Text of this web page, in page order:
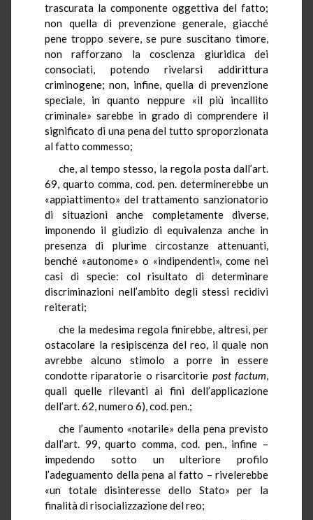
trascurata la componente oggettiva del fatto;
non quella di prevenzione generale, giacché
pene troppo severe, se pure suscitano timore,
non rafforzano la coscienza giuridica dei
consociati, potendo rivelarsi addirittura
criminogene; non, infine, quella di prevenzione
speciale, in quanto neppure «il più incallito
criminale» sarebbe in grado di comprendere il
significato di una pena del tutto sproporzionata
al fatto commesso;
che, al tempo stesso, la regola posta dall’art.
69, quarto comma, cod. pen. determinerebbe un
«appiattimento» del trattamento sanzionatorio
di situazioni anche completamente diverse,
imponendo il giudizio di equivalenza anche in
presenza di plurime circostanze attenuanti,
benché «autonome» o «indipendenti», come nei
casi di specie: col risultato di determinare
discriminazioni nell’ambito degli stessi recidivi
reiterati;
che la medesima regola finirebbe, altresì, per
ostacolare la resipiscenza del reo, il quale non
avrebbe alcuno stimolo a porre in essere
condotte riparatorie o risarcitorie post factum,
quali quelle rilevanti ai fini dell’applicazione
dell’art. 62, numero 6), cod. pen.;
che l’aumento «notarile» della pena previsto
dall’art. 99, quarto comma, cod. pen., infine –
impedendo sotto un ulteriore profilo
l’adeguamento della pena al fatto – rivelerebbe
«un totale disinteresse dello Stato» per la
finalità di risocializzazione del reo;